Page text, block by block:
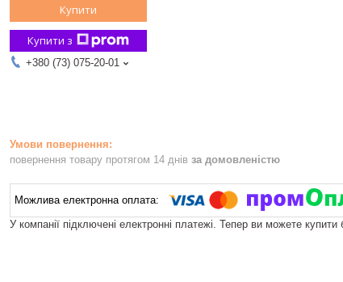
Купити
Купити з
+380 (73) 075-20-01
повернення товару протягом 14 днів за домовленістю
У компанії підключені електронні платежі. Тепер ви можете